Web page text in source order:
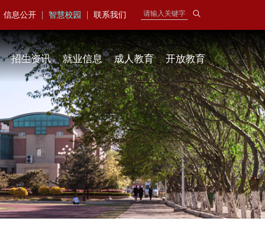
信息公开 | 智慧校园 | 联系我们
招生资讯 就业信息 成人教育 开放教育